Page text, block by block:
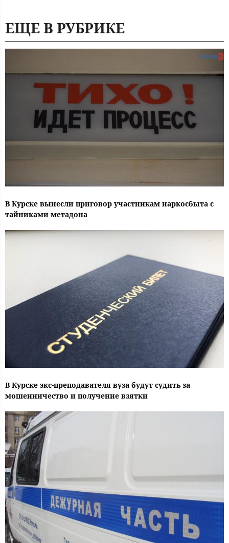
ЕЩЕ В РУБРИКЕ
В Курске вынесли приговор участникам наркосбыта с
тайниками метадона
В Курске экс-преподавателя вуза будут судить за
мошенничество и получение взятки